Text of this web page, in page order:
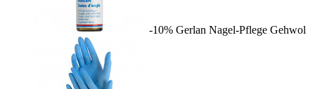
-10% Gerlan Nagel-Pflege Gehwol